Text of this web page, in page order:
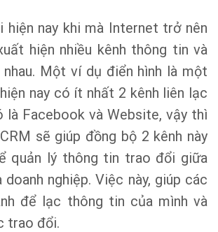
hiện nay khi mà Internet trở nên
hiện nhiều kênh thông tin và
Một ví dụ điển hình là một
nay có ít nhất 2 kênh liên lạc
là Facebook và Website, vậy thì
sẽ giúp đồng bộ 2 kênh này
quản lý thông tin trao đổi giữa
doanh nghiệp. Việc này, giúp các
để lạc thông tin của mình và
trao đổi.